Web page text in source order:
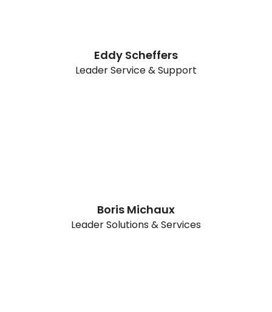
Eddy Scheffers
Leader Service & Support
Boris Michaux
Leader Solutions & Services